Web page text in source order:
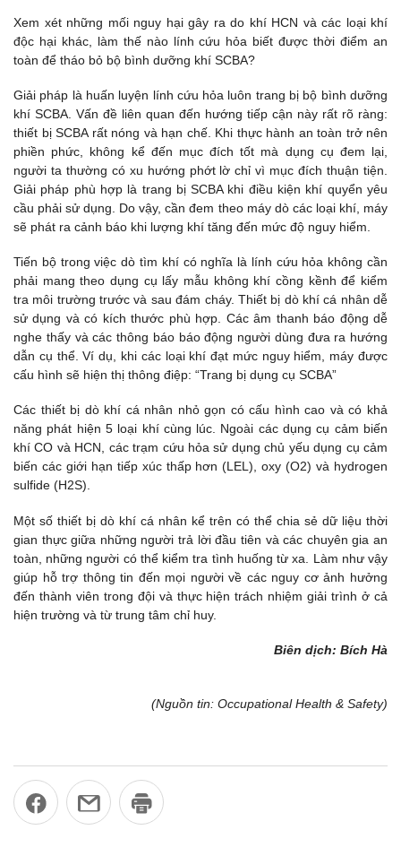
Xem xét những mối nguy hại gây ra do khí HCN và các loại khí
độc hại khác, làm thế nào lính cứu hỏa biết được thời điểm an
toàn để tháo bỏ bộ bình dưỡng khí SCBA?
Giải pháp là huấn luyện lính cứu hỏa luôn trang bị bộ bình dưỡng
khí SCBA. Vấn đề liên quan đến hướng tiếp cận này rất rõ ràng:
thiết bị SCBA rất nóng và hạn chế. Khi thực hành an toàn trở nên
phiền phức, không kể đến mục đích tốt mà dụng cụ đem lại,
người ta thường có xu hướng phớt lờ chỉ vì mục đích thuận tiện.
Giải pháp phù hợp là trang bị SCBA khi điều kiện khí quyển yêu
cầu phải sử dụng. Do vậy, cần đem theo máy dò các loại khí, máy
sẽ phát ra cảnh báo khi lượng khí tăng đến mức độ nguy hiểm.
Tiến bộ trong việc dò tìm khí có nghĩa là lính cứu hỏa không cần
phải mang theo dụng cụ lấy mẫu không khí cồng kềnh để kiểm
tra môi trường trước và sau đám cháy. Thiết bị dò khí cá nhân dễ
sử dụng và có kích thước phù hợp. Các âm thanh báo động dễ
nghe thấy và các thông báo báo động người dùng đưa ra hướng
dẫn cụ thể. Ví dụ, khi các loại khí đạt mức nguy hiểm, máy được
cấu hình sẽ hiện thị thông điệp: “Trang bị dụng cụ SCBA”
Các thiết bị dò khí cá nhân nhỏ gọn có cấu hình cao và có khả
năng phát hiện 5 loại khí cùng lúc. Ngoài các dụng cụ cảm biến
khí CO và HCN, các trạm cứu hỏa sử dụng chủ yếu dụng cụ cảm
biến các giới hạn tiếp xúc thấp hơn (LEL), oxy (O2) và hydrogen
sulfide (H2S).
Một số thiết bị dò khí cá nhân kể trên có thể chia sẻ dữ liệu thời
gian thực giữa những người trả lời đầu tiên và các chuyên gia an
toàn, những người có thể kiểm tra tình huống từ xa. Làm như vậy
giúp hỗ trợ thông tin đến mọi người về các nguy cơ ảnh hưởng
đến thành viên trong đội và thực hiện trách nhiệm giải trình ở cả
hiện trường và từ trung tâm chỉ huy.
Biên dịch: Bích Hà
(Nguồn tin: Occupational Health & Safety)